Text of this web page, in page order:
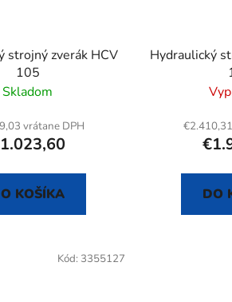
strojný zverák HCV
105
Skladom
vrátane DPH
KOŠÍKA
Hydraulický
DO
Kód: 3355127